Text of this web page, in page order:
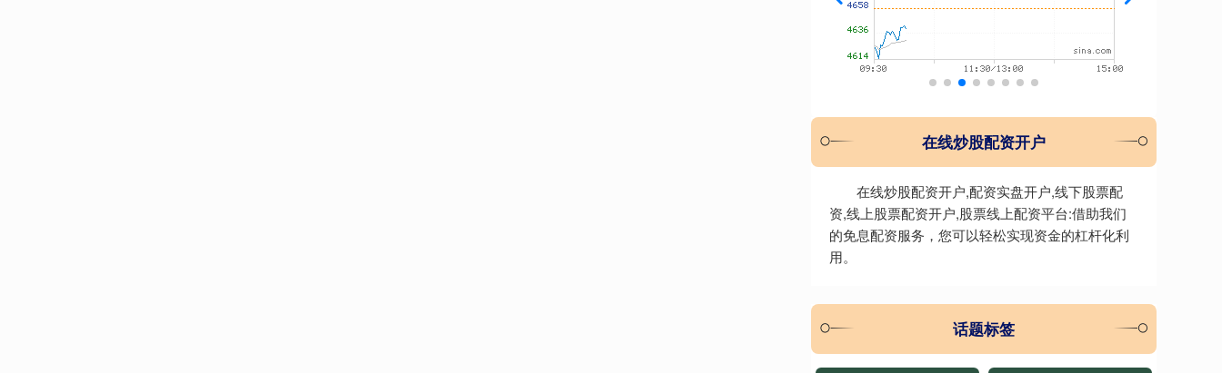
在线炒股配资开户
在线炒股配资开户,配资实盘开户,线下股票配
资,线上股票配资开户,股票线上配资平台:借助我们
的免息配资服务，您可以轻松实现资金的杠杆化利
用。
话题标签